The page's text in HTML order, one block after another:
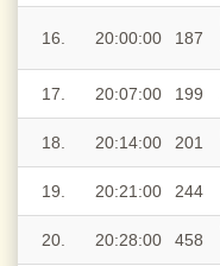
16. 20:00:00 187
17. 20:07:00 199
18. 20:14:00 201
19. 20:21:00 244
20. 20:28:00 458